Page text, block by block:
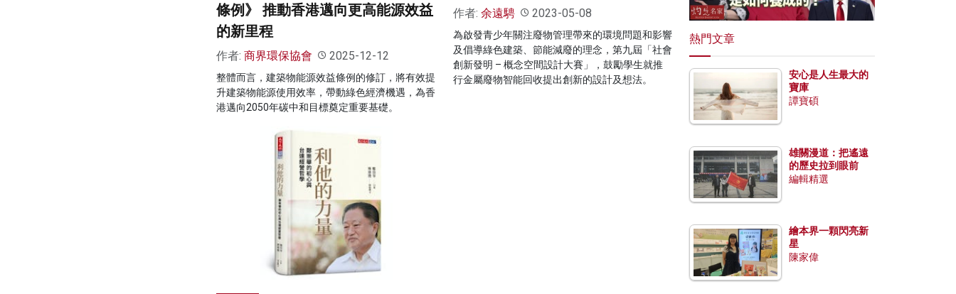
條例》 推動香港邁向更高能源效益
的新里程
作者: 商界環保協會 2025-12-12
整體而言，建築物能源效益條例的修訂，將有效提
升建築物能源使用效率，帶動綠色經濟機遇，為香
港邁向2050年碳中和目標奠定重要基礎。
作者: 余遠騁 2023-05-08
為啟發青少年關注廢物管理帶來的環境問題和影響
及倡導綠色建築、節能減廢的理念，第九屆「社會
創新發明 – 概念空間設計大賽」，鼓勵學生就推
行金屬廢物智能回收提出創新的設計及想法。
熱門文章
安心是人生最大的
寶庫
譚寶碩
雄關漫道：把遙遠
的歷史拉到眼前
編輯精選
繪本界一顆閃亮新
星
陳家偉